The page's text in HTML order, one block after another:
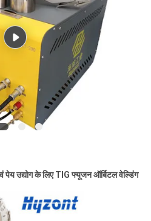
पेय उद्योग के लिए TIG फ्यूजन ऑर्बिटल वेल्डिंग